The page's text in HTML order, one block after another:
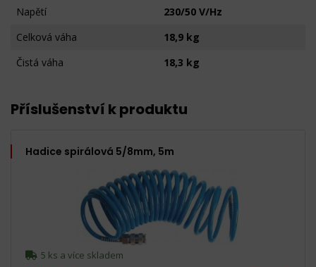
Napětí
230/50 V/Hz
Celková váha
18,9 kg
Čistá váha
18,3 kg
Příslušenství k produktu
Hadice spirálová 5/8mm, 5m
5 ks a více skladem